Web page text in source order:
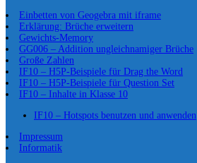
Einbetten von Geogebra mit iframe
Erklärung: Brüche erweitern
Gewichts-Memory
GG006 – Addition ungleichnamiger Brüche
Große Zahlen
IF10 – H5P-Beispiele für Drag the Word
IF10 – H5P-Beispiele für Question Set
IF10 – Inhalte in Klasse 10
IF10 – Hotspots benutzen und anwenden
Impressum
Informatik